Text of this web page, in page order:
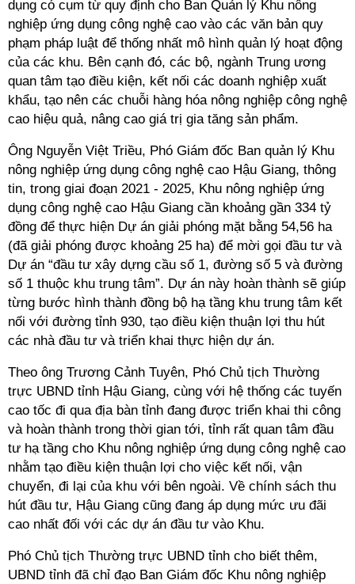
dụng có cụm từ quy định cho Ban Quản lý Khu nông
nghiệp ứng dụng công nghệ cao vào các văn bản quy
phạm pháp luật để thống nhất mô hình quản lý hoạt động
của các khu. Bên cạnh đó, các bộ, ngành Trung ương
quan tâm tạo điều kiện, kết nối các doanh nghiệp xuất
khẩu, tạo nên các chuỗi hàng hóa nông nghiệp công nghệ
cao hiệu quả, nâng cao giá trị gia tăng sản phẩm.
Ông Nguyễn Việt Triều, Phó Giám đốc Ban quản lý Khu
nông nghiệp ứng dụng công nghệ cao Hậu Giang, thông
tin, trong giai đoạn 2021 - 2025, Khu nông nghiệp ứng
dụng công nghệ cao Hậu Giang cần khoảng gần 334 tỷ
đồng để thực hiện Dự án giải phóng mặt bằng 54,56 ha
(đã giải phóng được khoảng 25 ha) để mời gọi đầu tư và
Dự án “đầu tư xây dựng cầu số 1, đường số 5 và đường
số 1 thuộc khu trung tâm”. Dự án này hoàn thành sẽ giúp
từng bước hình thành đồng bộ hạ tầng khu trung tâm kết
nối với đường tỉnh 930, tạo điều kiện thuận lợi thu hút
các nhà đầu tư và triển khai thực hiện dự án.
Theo ông Trương Cảnh Tuyên, Phó Chủ tịch Thường
trực UBND tỉnh Hậu Giang, cùng với hệ thống các tuyến
cao tốc đi qua địa bàn tỉnh đang được triển khai thi công
và hoàn thành trong thời gian tới, tỉnh rất quan tâm đầu
tư hạ tầng cho Khu nông nghiệp ứng dụng công nghệ cao
nhằm tạo điều kiện thuận lợi cho việc kết nối, vận
chuyển, đi lại của khu với bên ngoài. Về chính sách thu
hút đầu tư, Hậu Giang cũng đang áp dụng mức ưu đãi
cao nhất đối với các dự án đầu tư vào Khu.
Phó Chủ tịch Thường trực UBND tỉnh cho biết thêm,
UBND tỉnh đã chỉ đạo Ban Giám đốc Khu nông nghiệp